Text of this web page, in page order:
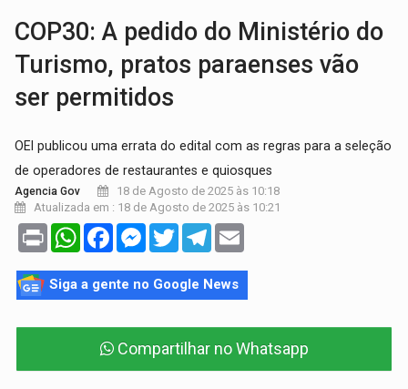
COP30: A pedido do Ministério do
Turismo, pratos paraenses vão
ser permitidos
OEI publicou uma errata do edital com as regras para a seleção
de operadores de restaurantes e quiosques
Agencia Gov
18 de Agosto de 2025 às 10:18
Atualizada em : 18 de Agosto de 2025 às 10:21
Print WhatsAppFacebookMessenger
TwitterTelegram
Siga a gente no Google News
Compartilhar no Whatsapp